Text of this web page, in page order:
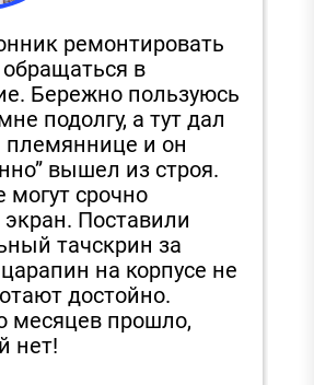
ремонтировать
в
Бережно пользуюсь
подолгу, а тут дал
племяннице и он
вышел из строя.
могут срочно
Поставили
тачскрин за
на корпусе не
достойно.
месяцев прошло,
нет!